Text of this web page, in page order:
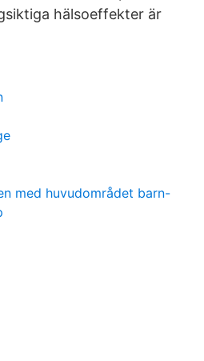
hälsoeffekter är
med huvudområdet barn-